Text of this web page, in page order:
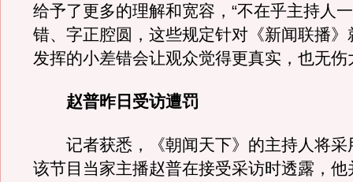
给予了更多的理解和宽容，“不在乎主持人
错、字正腔圆，这些规定针对《新闻联播》
发挥的小差错会让观众觉得更真实，也无伤
赵普昨日受访遭罚
记者获悉，《朝闻天下》的主持人将采
该节目当家主播赵普在接受采访时透露，他